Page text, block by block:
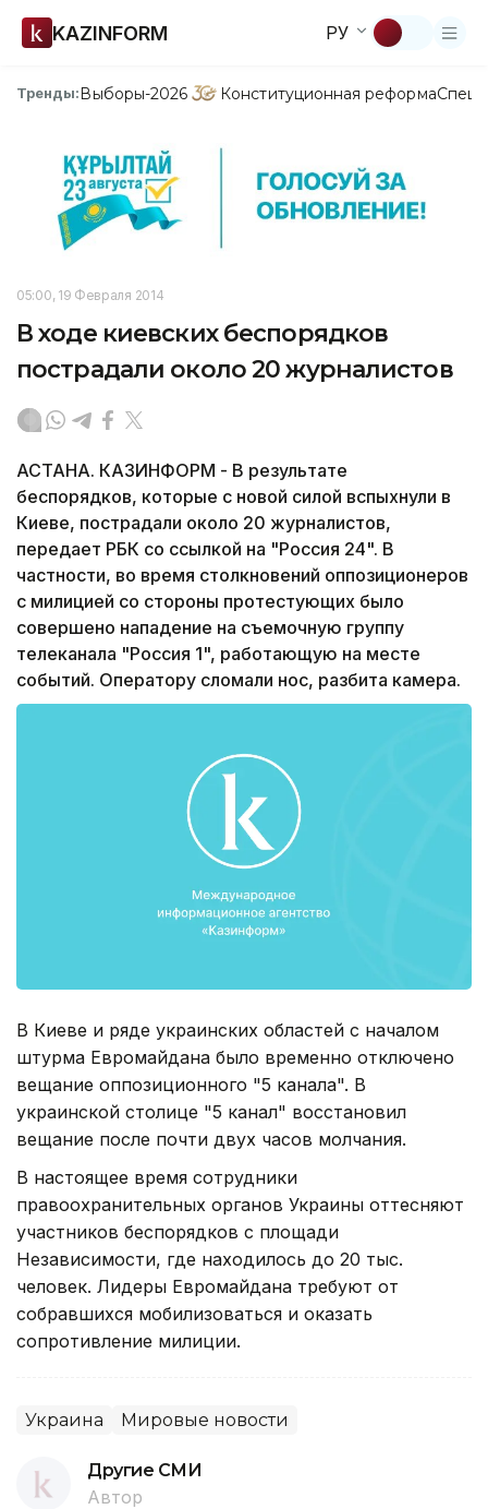
KAZINFORM РУ
Тренды:Выборы-2026 Конституционная реформа
05:00, 19 Февраля 2014
В ходе киевских беспорядков
пострадали около 20 журналистов
АСТАНА. КАЗИНФОРМ - В результате
беспорядков, которые с новой силой вспыхнули в
Киеве, пострадали около 20 журналистов,
передает РБК со ссылкой на "Россия 24". В
частности, во время столкновений оппозиционеров
с милицией со стороны протестующих было
совершено нападение на съемочную группу
телеканала "Россия 1", работающую на месте
событий. Оператору сломали нос, разбита камера.
В Киеве и ряде украинских областей с началом
штурма Евромайдана было временно отключено
вещание оппозиционного "5 канала". В
украинской столице "5 канал" восстановил
вещание после почти двух часов молчания.
В настоящее время сотрудники
правоохранительных органов Украины оттесняют
участников беспорядков с площади
Независимости, где находилось до 20 тыс.
человек. Лидеры Евромайдана требуют от
собравшихся мобилизоваться и оказать
сопротивление милиции.
Украина Мировые новости
Другие СМИ
Автор